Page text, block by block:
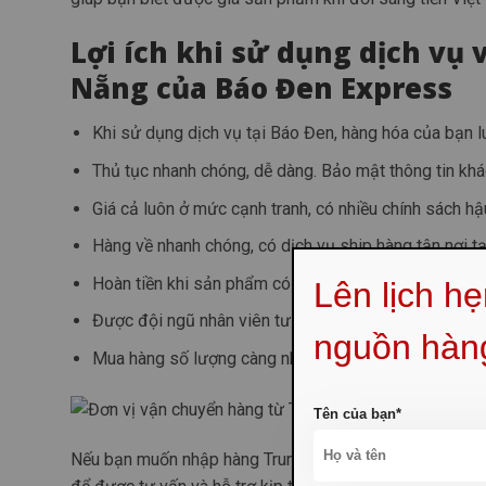
Lợi ích khi sử dụng dịch vụ
Nẵng của Báo Đen Express
Khi sử dụng dịch vụ tại Báo Đen, hàng hóa của bạn
Thủ tục nhanh chóng, dễ dàng. Bảo mật thông tin
Giá cả luôn ở mức cạnh tranh, có nhiều chính sách
Hàng về nhanh chóng, có dịch vụ ship hàng tận nơi
Hoàn tiền khi sản phẩm có vấn đề trong khâu vận
Được đội ngũ nhân viên tư vấn miễn phí, nhiệt tình.
Mua hàng số lượng càng nhiều thì cước phí càng rẻ
Nếu bạn muốn nhập hàng Trung Quốc về kinh doanh,
Lên lịch
nguồn
Tên của bạn*